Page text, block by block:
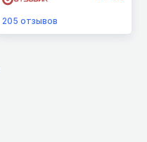
205отзывов